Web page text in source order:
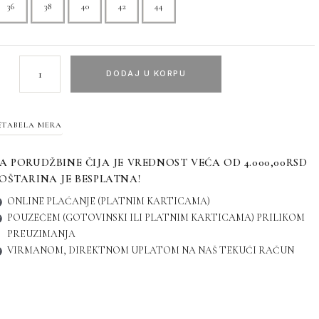
36 38 40 42 44
DODAJ U KORPU
TABELA MERA
PORUDŽBINE ČIJA JE VREDNOST VEĆA OD 4.000,00RSD
JE BESPLATNA!
ONLINE PLAĆANJE (PLATNIM KARTICAMA)
POUZEĆEM (GOTOVINSKI ILI PLATNIM KARTICAMA) PRILIKOM
PREUZIMANJA
VIRMANOM, DIREKTNOM UPLATOM NA NAŠ TEKUĆI RAČUN